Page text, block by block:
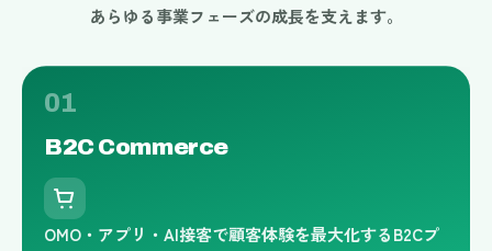
あらゆる事業フェーズの成長を支えます。
01
B2C Commerce
OMO・アプリ・AI接客で顧客体験を最大化するB2Cプ